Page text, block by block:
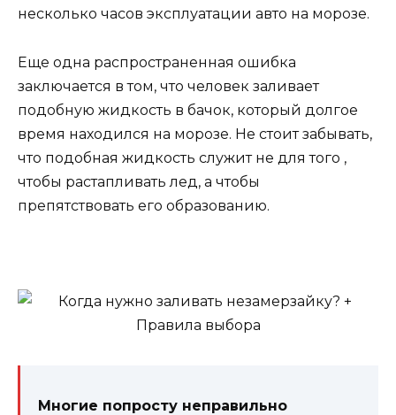
несколько часов эксплуатации авто на морозе.
Еще одна распространенная ошибка
заключается в том, что человек заливает
подобную жидкость в бачок, который долгое
время находился на морозе. Не стоит забывать,
что подобная жидкость служит не для того ,
чтобы растапливать лед, а чтобы
препятствовать его образованию.
Многие попросту неправильно